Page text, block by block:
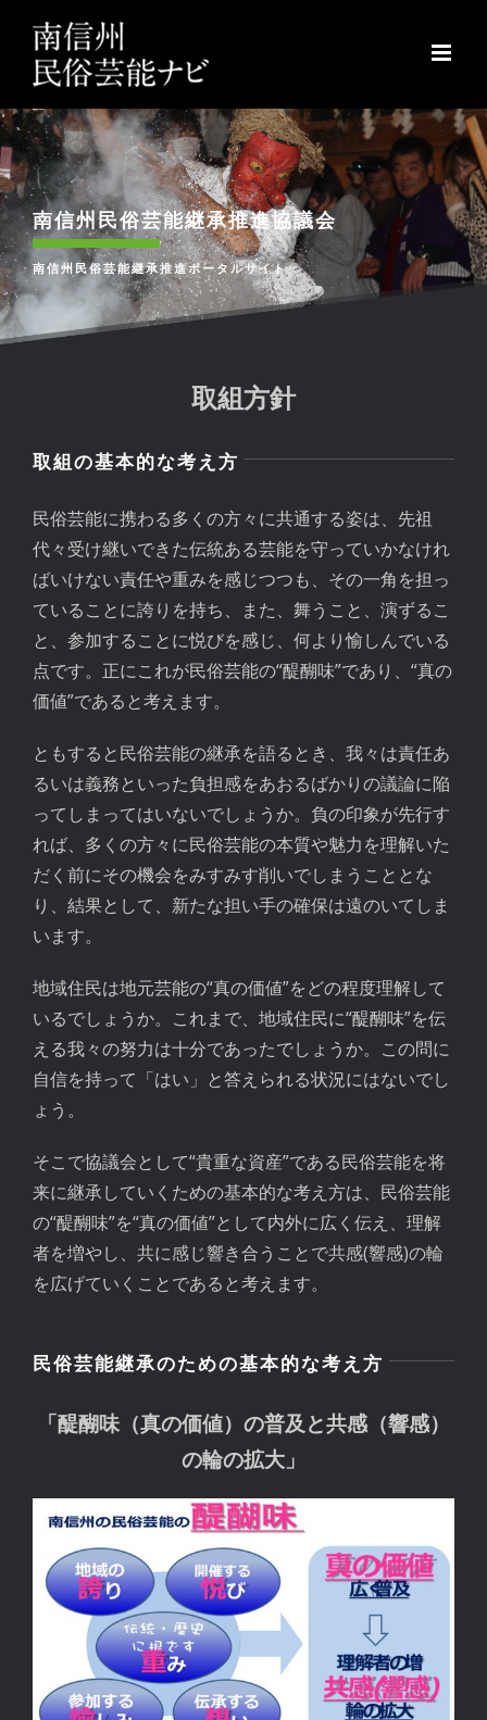
content
南信州民俗芸能継承推進協議会
南信州民俗芸能継承推進ポータルサイト
取組方針
取組の基本的な考え方
民俗芸能に携わる多くの方々に共通する姿は、先祖
代々受け継いできた伝統ある芸能を守っていかなけれ
ばいけない責任や重みを感じつつも、その一角を担っ
ていることに誇りを持ち、また、舞うこと、演ずるこ
と、参加することに悦びを感じ、何より愉しんでいる
点です。正にこれが民俗芸能の“醍醐味”であり、“真の
価値”であると考えます。
ともすると民俗芸能の継承を語るとき、我々は責任あ
るいは義務といった負担感をあおるばかりの議論に陥
ってしまってはいないでしょうか。負の印象が先行す
れば、多くの方々に民俗芸能の本質や魅力を理解いた
だく前にその機会をみすみす削いでしまうこととな
り、結果として、新たな担い手の確保は遠のいてしま
います。
地域住民は地元芸能の“真の価値”をどの程度理解して
いるでしょうか。これまで、地域住民に“醍醐味”を伝
える我々の努力は十分であったでしょうか。この問に
自信を持って「はい」と答えられる状況にはないでし
ょう。
そこで協議会として“貴重な資産”である民俗芸能を将
来に継承していくための基本的な考え方は、民俗芸能
の“醍醐味”を“真の価値”として内外に広く伝え、理解
者を増やし、共に感じ響き合うことで共感(響感)の輪
を広げていくことであると考えます。
民俗芸能継承のための基本的な考え方
「醍醐味（真の価値）の普及と共感（響感）
の輪の拡大」